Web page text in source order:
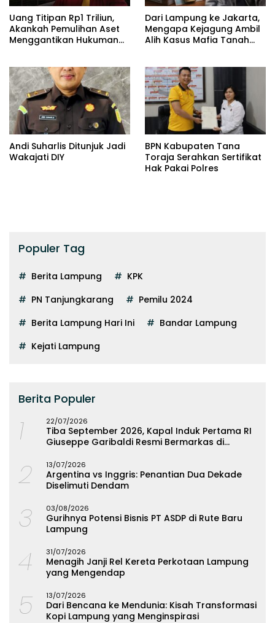
Uang Titipan Rp1 Triliun,
Akankah Pemulihan Aset
Menggantikan Hukuman
Dari Lampung ke Jakarta,
Mengapa Kejagung Ambil
Alih Kasus Mafia Tanah
Andi Suharlis Ditunjuk Jadi
Wakajati DIY
BPN Kabupaten Tana
Toraja Serahkan Sertifikat
Hak Pakai Polres
Populer Tag
Berita Lampung
KPK
PN Tanjungkarang
Pemilu 2024
Berita Lampung Hari Ini
Bandar Lampung
Kejati Lampung
Berita Populer
1 22/07/2026
Tiba September 2026, Kapal Induk Pertama RI
Giuseppe Garibaldi Resmi Bermarkas di
2 13/07/2026
Argentina vs Inggris: Penantian Dua Dekade
Diselimuti Dendam
3 03/08/2026
Gurihnya Potensi Bisnis PT ASDP di Rute Baru
Lampung
4 31/07/2026
Menagih Janji Rel Kereta Perkotaan Lampung
yang Mengendap
5 13/07/2026
Dari Bencana ke Mendunia: Kisah Transformasi
Kopi Lampung yang Menginspirasi